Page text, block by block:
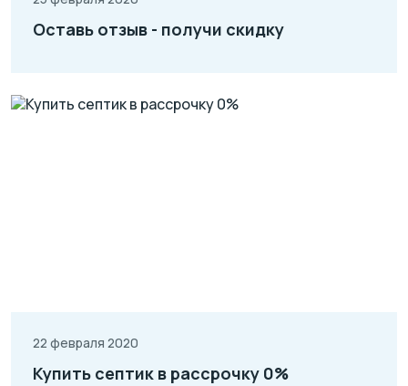
Оставь отзыв - получи скидку
22 февраля 2020
Купить септик в рассрочку 0%